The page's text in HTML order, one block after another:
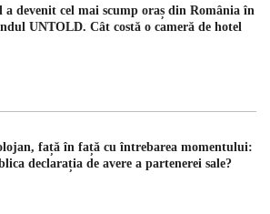
devenit cel mai scump oraș din România în
UNTOLD. Cât costă o cameră de hotel
față în față cu întrebarea momentului:
declarația de avere a partenerei sale?